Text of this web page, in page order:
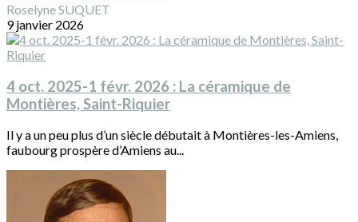
Roselyne SUQUET
9 janvier 2026
4 oct. 2025-1 févr. 2026 : La céramique de
Montières, Saint-Riquier
Il y a un peu plus d’un siècle débutait à Montières-les-Amiens,
faubourg prospère d’Amiens au...